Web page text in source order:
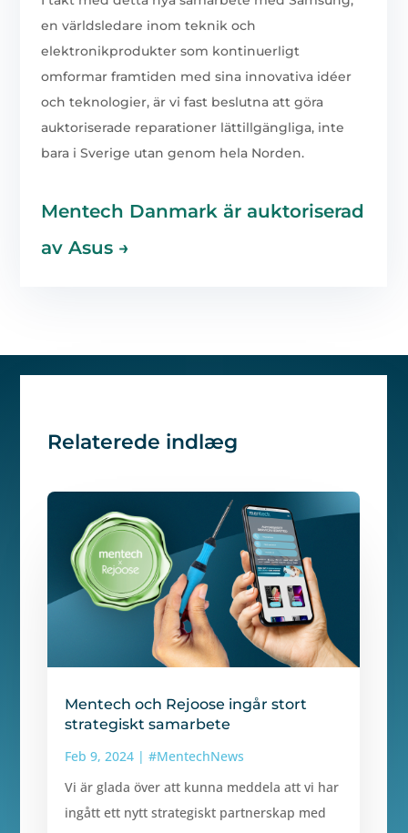
en världsledare inom teknik och
elektronikprodukter som kontinuerligt
omformar framtiden med sina innovativa idéer
och teknologier, är vi fast beslutna att göra
auktoriserade reparationer lättillgängliga, inte
bara i Sverige utan genom hela Norden.
Mentech Danmark är auktoriserad
av Asus→
Relaterede indlæg
Mentech och Rejoose ingår stort
strategiskt samarbete
Feb 9, 2024 |#MentechNews
Vi är glada över att kunna meddela att vi har
ingått ett nytt strategiskt partnerskap med